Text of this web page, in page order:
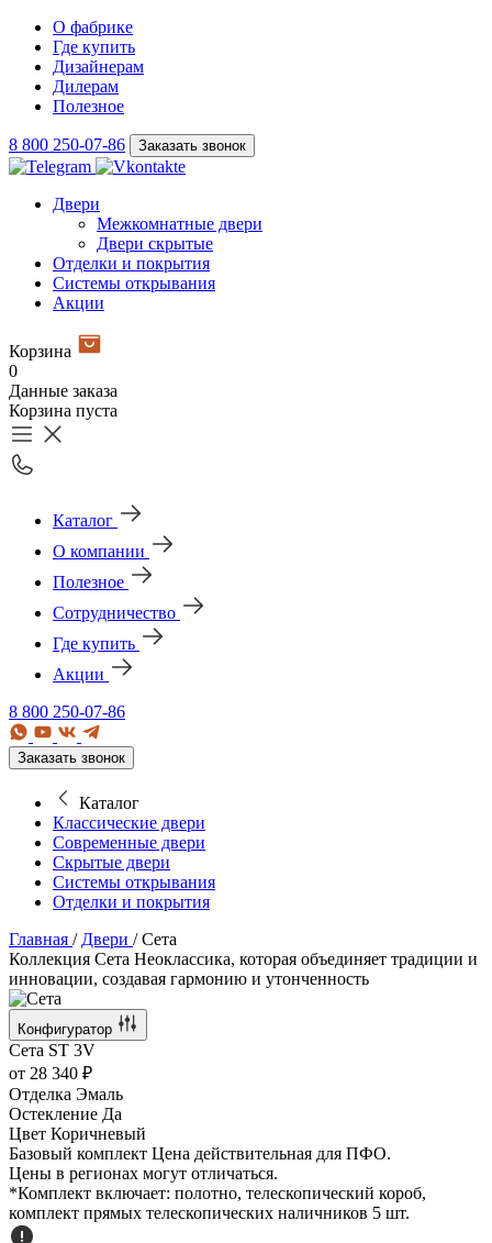
О фабрике
Где купить
Дизайнерам
Дилерам
Полезное
8 800 250-07-86 Заказать звонок
Двери
Межкомнатные двери
Двери скрытые
Отделки и покрытия
Системы открывания
Акции
Корзина
0
Данные заказа
Корзина пуста
Каталог
О компании
Полезное
Сотрудничество
Где купить
Акции
8 800 250-07-86
Заказать звонок
Каталог
Классические двери
Современные двери
Скрытые двери
Системы открывания
Отделки и покрытия
Главная / Двери / Сета
Коллекция Сета Неоклассика, которая объединяет традиции и
инновации, создавая гармонию и утонченность
Конфигуратор
Сета ST 3V
от 28 340 ₽
Отделка Эмаль
Остекление Да
Цвет Коричневый
Базовый комплект Цена действительная для ПФО.
Цены в регионах могут отличаться.
*Комплект включает: полотно, телескопический короб,
комплект прямых телескопических наличников 5 шт.